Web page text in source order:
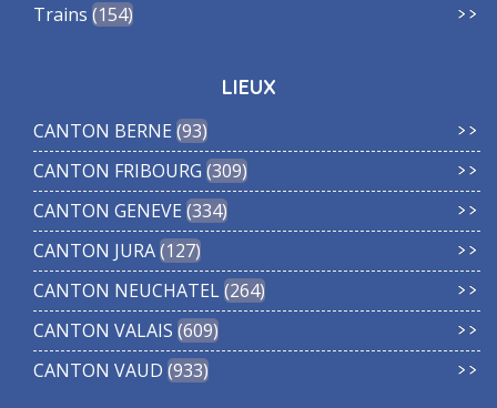
Trains 154
LIEUX
CANTON BERNE 93
CANTON FRIBOURG 309
CANTON GENEVE 334
CANTON JURA 127
CANTON NEUCHATEL 264
CANTON VALAIS 609
CANTON VAUD 933